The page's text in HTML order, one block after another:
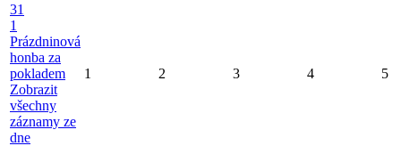
31
1
Prázdninová
honba za
pokladem
Zobrazit
všechny
záznamy ze
dne
1 2 3 4 5